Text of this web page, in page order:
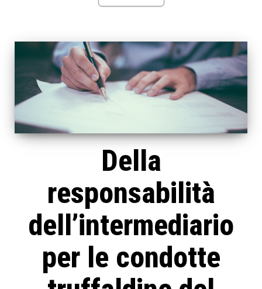
Della
responsabilità
dell’intermediario
per le condotte